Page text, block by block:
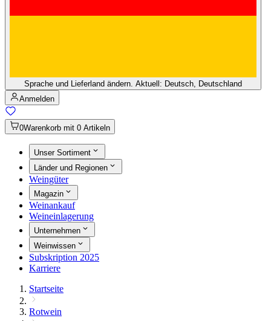
Sprache und Lieferland ändern. Aktuell: Deutsch, Deutschland
Anmelden
0Warenkorb mit 0 Artikeln
Unser Sortiment
Länder und Regionen
Weingüter
Magazin
Weinankauf
Weineinlagerung
Unternehmen
Weinwissen
Subskription 2025
Karriere
Startseite
Rotwein